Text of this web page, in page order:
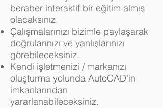
beraber interaktif bir eğitim almış
olacaksınız.
Çalışmalarınızı bizimle paylaşarak
doğrularınızı ve yanlışlarınızı
görebileceksiniz.
Kendi işletmenizi / markanızı
oluşturma yolunda AutoCAD'in
imkanlarından
yararlanabileceksiniz.